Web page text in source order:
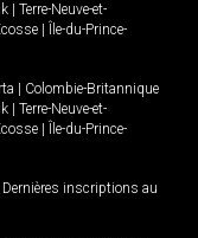
Terre-Neuve-et-
Île-du-Prince-
Colombie-Britannique
Terre-Neuve-et-
Île-du-Prince-
Dernières inscriptions au